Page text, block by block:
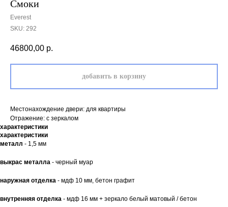
Смоки
Everest
SKU: 292
46800,00 р.
добавить в корзину
Местонахождение двери: для квартиры
Отражение: с зеркалом
характеристики
характеристики
металл - 1,5 мм
выкрас металла - черный муар
наружная отделка - мдф 10 мм, бетон графит
внутренняя отделка - мдф 16 мм + зеркало белый матовый / бетон